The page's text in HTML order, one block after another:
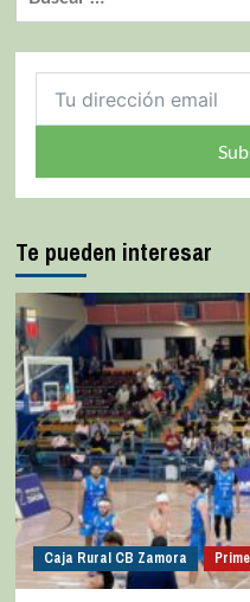
Te pueden interesar
Caja Rural CB Zamora